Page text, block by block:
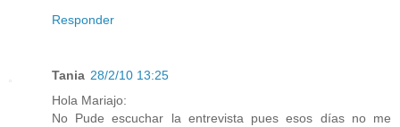
Responder
Tania 28/2/10 13:25
Hola Mariajo:
No Pude escuchar la entrevista pues esos días no me